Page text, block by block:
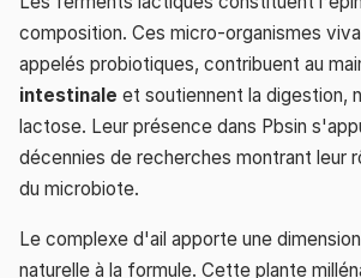
composition. Ces micro-organismes
appelés probiotiques, contribuent au
intestinale et soutiennent la digestion,
lactose. Leur présence dans Pbsin
décennies de recherches montrant leur
du microbiote.
Le complexe d'ail apporte une
naturelle à la formule. Cette plante